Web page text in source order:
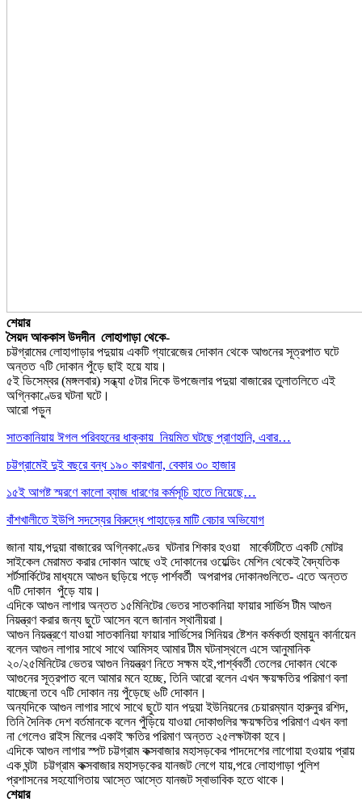
শেয়ার
সৈয়দ আককাস উদদীন লোহাগাড়া থেকে-
চট্টগ্রামের লোহাগাড়ার পদুয়ায় একটি গ্যারেজের দোকান থেকে আগুনের সূত্রপাত ঘটে
অন্তত ৭টি দোকান পুঁড়ে ছাই হয়ে যায়।
৫ই ডিসেম্বর (মঙ্গলবার) সন্ধ্যা ৫টার দিকে উপজেলার পদুয়া বাজারের তুলাতলিতে এই
অগ্নিকাণ্ডের ঘটনা ঘটে।
আরো পড়ুন
সাতকানিয়ায় ঈগল পরিবহনের ধাক্কায় নিয়মিত ঘটছে প্রাণহানি, এবার…
চট্টগ্রামেই দুই বছরে বন্ধ ১৯০ কারখানা, বেকার ৩০ হাজার
১৫ই আগষ্ট স্মরণে কালো ব্যাজ ধারণের কর্মসূচি হাতে নিয়েছে…
বাঁশখালীতে ইউপি সদস্যের বিরুদ্ধে পাহাড়ের মাটি বেচার অভিযোগ
জানা যায়,পদুয়া বাজারের অগ্নিকাণ্ডের ঘটনার শিকার হওয়া মার্কেটটিতে একটি মোটর
সাইকেল মেরামত করার দোকান আছে ওই দোকানের ওয়েল্ডিং মেশিন থেকেই বৈদ্যতিক
শর্টসার্কিটের মাধ্যমে আগুন ছড়িয়ে পড়ে পার্শবর্তী অপরাপর দোকানগুলিতে- এতে অন্তত
৭টি দোকান পুঁড়ে যায়।
এদিকে আগুন লাগার অন্তত ১৫মিনিটের ভেতর সাতকানিয়া ফায়ার সার্ভিস টীম আগুন
নিয়ন্ত্রণ করার জন্য ছুটে আসেন বলে জানান স্থানীয়রা।
আগুন নিয়ন্ত্রণে যাওয়া সাতকানিয়া ফায়ার সার্ভিসের সিনিয়র ষ্টেশন কর্মকর্তা হুমায়ুন কার্নায়েন
বলেন আগুন লাগার সাথে সাথে আমিসহ আমার টীম ঘটনাস্থলে এসে আনুমানিক
২০/২৫মিনিটের ভেতর আগুন নিয়ন্ত্রণ নিতে সক্ষম হই,পার্শ্ববর্তী তেলের দোকান থেকে
আগুনের সূত্রপাত বলে আমার মনে হচ্ছে, তিনি আরো বলেন এখন ক্ষয়ক্ষতির পরিমাণ বলা
যাচ্ছেনা তবে ৭টি দোকান নয় পুঁড়েছে ৬টি দোকান।
অন্যদিকে আগুন লাগার সাথে সাথে ছুটে যান পদুয়া ইউনিয়নের চেয়ারম্যান হারুনুর রশিদ,
তিনি দৈনিক দেশ বর্তমানকে বলেন পুঁড়িয়ে যাওয়া দোকাগুলির ক্ষয়ক্ষতির পরিমাণ এখন বলা
না গেলেও রাইস মিলের একাই ক্ষতির পরিমাণ অন্তত ২৫লক্ষটাকা হবে।
এদিকে আগুন লাগার স্পট চট্টগ্রাম কক্সবাজার মহাসড়কের পাদদেশের লাগোয়া হওয়ায় প্রায়
এক ঘন্টা চট্টগ্রাম কক্সবাজার মহাসড়কের যানজট লেগে যায়,পরে লোহাগাড়া পুলিশ
প্রশাসনের সহযোগিতায় আস্তে আস্তে যানজট স্বাভাবিক হতে থাকে।
শেয়ার